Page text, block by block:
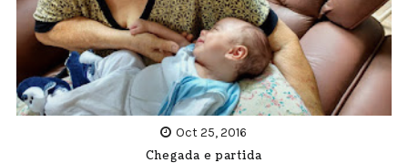
Oct 25, 2016
Chegada e partida